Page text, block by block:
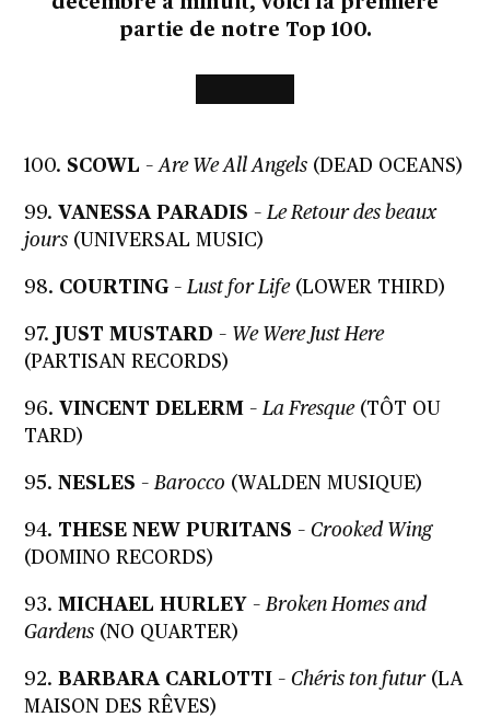
partie de notre Top 100.
100. SCOWL –Are We All Angels (DEAD OCEANS)
99. VANESSA PARADIS –Le Retour des beaux
jours (UNIVERSAL MUSIC)
98. COURTING –Lust for Life(LOWER THIRD)
97. JUST MUSTARD – We Were Just Here
(PARTISAN RECORDS)
96. VINCENT DELERM –La Fresque(TÔT OU
TARD)
95.NESLES –Barocco (WALDEN MUSIQUE)
94. THESE NEW PURITANS –Crooked Wing
(DOMINO RECORDS)
93.MICHAEL HURLEY –Broken Homes and
Gardens (NO QUARTER)
92.BARBARA CARLOTTI –Chéris ton futur(LA
MAISON DES RÊVES)